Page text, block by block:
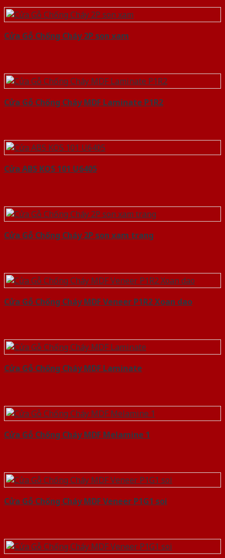
Cửa Gỗ Chống Cháy 2P son xam
Cửa Gỗ Chống Cháy MDF Laminate P1R2
Cửa ABS KOS 101 U6405
Cửa Gỗ Chống Cháy 2P son xam trang
Cửa Gỗ Chống Cháy MDF Veneer P1R2 Xoan dao
Cửa Gỗ Chống Cháy MDF Laminate
Cửa Gỗ Chống Cháy MDF Melamine 1
Cửa Gỗ Chống Cháy MDF Veneer P1G1 soi